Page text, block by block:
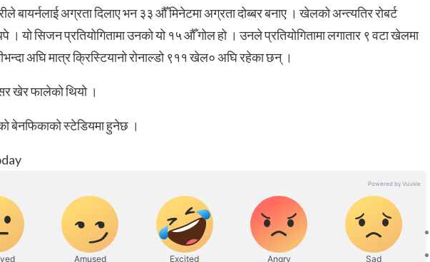
अग्रता दिलाए भन ३३ औँ मिनेटमा अग्रता दोब्बर बनाए । खेलको अन्त्यतिर रोबर्ट
। यो सिजन प्रतियोगितामा उनको यो १५ औँ गोल हो । उनले प्रतियोगितामा लगातार ९ वटा खेलमा
अघि मात्र क्रिस्टियानो रोनाल्डो ९११ खेल० अघि रहेका छन् ।
खेर फालेको थियो ।
स्टेडियमा हुनेछ ।